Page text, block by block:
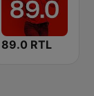
89.0 RTL